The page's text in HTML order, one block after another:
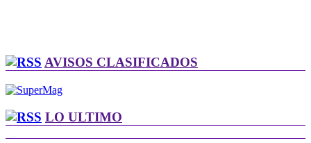
AVISOS CLASIFICADOS
LO ULTIMO